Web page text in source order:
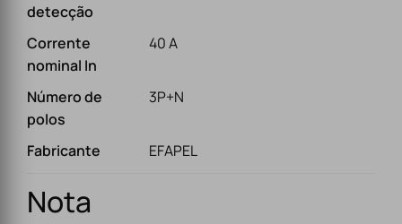
detecção
Corrente
nominal In
40 A
Número de
polos
3P+N
Fabricante EFAPEL
Nota